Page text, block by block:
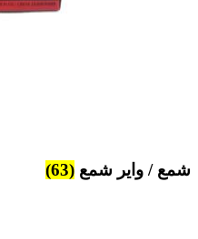
شمع / وایر شمع (63)